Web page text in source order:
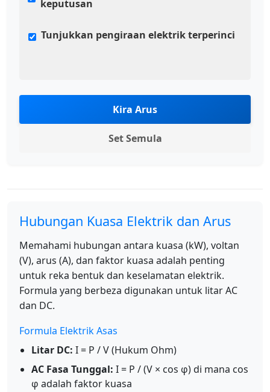
keputusan
Tunjukkan pengiraan elektrik terperinci
Kira Arus
Set Semula
Hubungan Kuasa Elektrik dan Arus
Memahami hubungan antara kuasa (kW), voltan
(V), arus (A), dan faktor kuasa adalah penting
untuk reka bentuk dan keselamatan elektrik.
Formula yang berbeza digunakan untuk litar AC
dan DC.
Formula Elektrik Asas
Litar DC: I = P / V (Hukum Ohm)
AC Fasa Tunggal: I = P / (V × cos φ) di mana cos
φ adalah faktor kuasa